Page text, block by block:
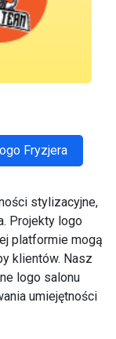
Fryzjera
stylizacyjne,
Projekty logo
platformie mogą
klientów. Nasz
logo salonu
umiejętności